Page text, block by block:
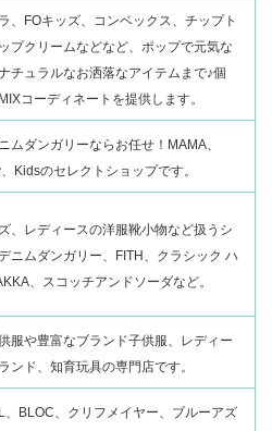
、FOキッズ、コンベックス、チップト
プクリームなどなど、ポップで元気な
チュラルなお洒落なアイテムまで♪個
コーディネートを提供します。
ムダンガリーならお任せ！MAMA、
Kidsのセレクトショップです。
、レディースの洋服靴小物など扱うシ
ニムダンガリー、FITH、クラシック ハ
、スコッチアンドソーダなど。
服や豊富なブランド子供服、レディー
ンド、知育玩具の専門店です。
、BLOC、クリフメイヤー、ブルーアズ